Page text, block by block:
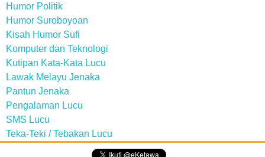
Humor Politik
Humor Suroboyoan
Kisah Humor Sufi
Komputer dan Teknologi
Kutipan Kata-Kata Lucu
Lawak Melayu Jenaka
Pantun Jenaka
Pengalaman Lucu
SMS Lucu
Teka-Teki / Tebakan Lucu